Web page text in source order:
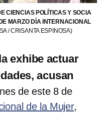
CIENCIAS POLÍTICAS Y SOCIA
MARZO DÍA INTERNACIONAL
/ CRISANTA ESPINOSA)
exhibe actuar
acusan
de este 8 de
de la Mujer,